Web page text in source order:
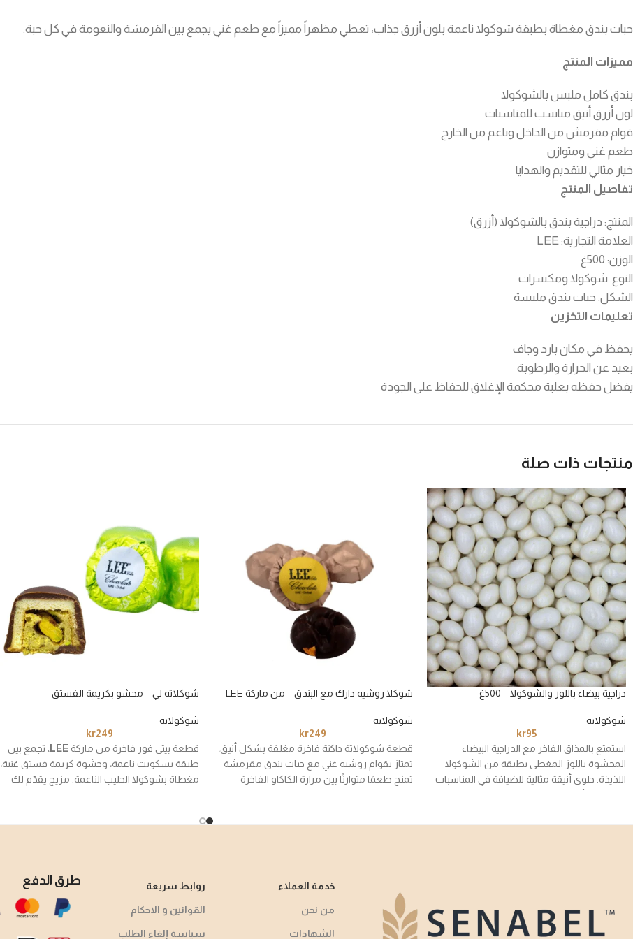
حبات بندق مغطاة بطبقة شوكولا ناعمة بلون أزرق جذاب، تعطي مظهراً مميزاً مع طعم غني يجمع بين القرمشة والنعومة في كل حبة.
مميزات المنتج
بندق كامل ملبس بالشوكولا
لون أزرق أنيق مناسب للمناسبات
قوام مقرمش من الداخل وناعم من الخارج
طعم غني ومتوازن
خيار مثالي للتقديم والهدايا
تفاصيل المنتج
المنتج: دراجية بندق بالشوكولا (أزرق)
العلامة التجارية: LEE
الوزن: 500غ
النوع: شوكولا ومكسرات
الشكل: حبات بندق ملبسة
تعليمات التخزين
يحفظ في مكان بارد وجاف
بعيد عن الحرارة والرطوبة
يفضل حفظه بعلبة محكمة الإغلاق للحفاظ على الجودة
منتجات ذات صلة
دراجية بيضاء باللوز والشوكولا – 500غ
شوكولاتة
kr95
استمتع بالمذاق الفاخر مع الدراجية البيضاء
المحشوة باللوز المغطى بطبقة من الشوكولا
اللذيذة. حلوى أنيقة مثالية للضيافة في المناسبات
شوكلا روشيه دارك مع البندق – من ماركة LEE
شوكولاتة
kr249
قطعة شوكولاتة داكنة فاخرة مغلفة بشكل أنيق،
تمتاز بقوام روشيه غني مع حبات بندق مقرمشة
تمنح طعمًا متوازنًا بين مرارة الكاكاو الفاخرة
شوكلاته لي – محشو بكريمة الفستق
شوكولاتة
kr249
قطعة بيتي فور فاخرة من ماركة LEE، تجمع بين
طبقة بسكويت ناعمة، وحشوة كريمة فستق غنية،
مغطاة بشوكولا الحليب الناعمة. مزيج يقدّم لك
خدمة العملاء
من نحن
الشهادات
روابط سريعة
القوانين و الاحكام
سياسة إلغاء الطلب
طرق الدفع